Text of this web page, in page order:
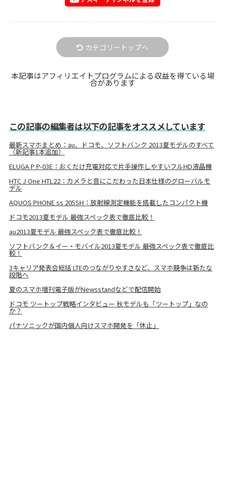
カテゴリートップへ
本記事はアフィリエイトプログラムによる収益を得ている場
合があります
この記事の編集者は以下の記事をオススメしています
最新スマホまとめ：au、ドコモ、ソフトバンク 2013夏モデルのすべて
（新記事1本追加）
ELUGA P P-03E：おくだけ充電対応で片手操作しやすいフルHD液晶機
HTC J One HTL22：カメラと音にこだわった日本仕様のグローバルモ
デル
AQUOS PHONE ss 205SH：放射線測定機能を搭載したコンパクト機
ドコモ2013夏モデル 最強スペック表で徹底比較！
au2013夏モデル 最強スペック表で徹底比較！
ソフトバンク＆イー・モバイル2013夏モデル 最強スペック表で徹底比
較！
3キャリア発表会総括 LTEのつながりやすさなど、スマホ競争は新たな
段階へ
夏のスマホ増刊電子版がNewsstandなどで配信開始
ドコモ ツートップ戦略インタビュー 秋モデルも「ツートップ」なの
か？
パナソニックが国内個人向けスマホ開発を「休止」